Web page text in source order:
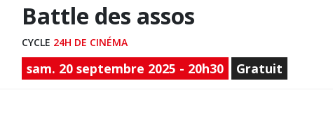
Battle des assos
CYCLE 24H DE CINÉMA
sam. 20 septembre 2025 - 20h30 Gratuit